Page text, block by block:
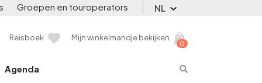
Groepen en touroperators NL
Reisboek
0
Mijn winkelmandje bekijken
Agenda